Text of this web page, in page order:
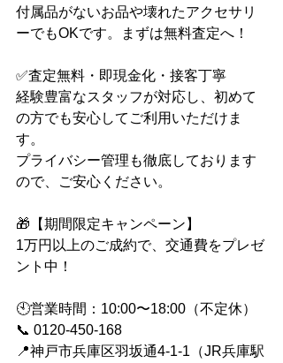
付属品がないお品や壊れたアクセサリ
ーでもOKです。まずは無料査定へ！
✅査定無料・即現金化・接客丁寧
経験豊富なスタッフが対応し、初めて
の方でも安心してご利用いただけま
す。
プライバシー管理も徹底しております
ので、ご安心ください。
🎁【期間限定キャンペーン】
1万円以上のご成約で、交通費をプレゼ
ント中！
🕙営業時間：10:00〜18:00（不定休）
📞 0120-450-168
📍神戸市兵庫区羽坂通4-1-1（JR兵庫駅